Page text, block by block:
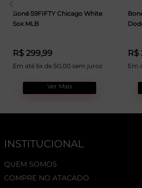
Boné 59FIFTY Chicago White
Sox MLB
R$ 299,99
Em até 6x de 50,00 sem juros
Ver Mais
R$
Em
INSTITUCIONAL
QUEM SOMOS
COMPRE NO ATACADO